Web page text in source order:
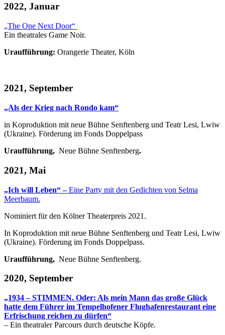
2022, Januar
„The One Next Door“
Ein theatrales Game Noir.
Uraufführung: Orangerie Theater, Köln
2021, September
„Als der Krieg nach Rondo kam“
in Koproduktion mit neue Bühne Senftenberg und Teatr Lesi, Lwiw
(Ukraine). Förderung im Fonds Doppelpass
Uraufführung, Neue Bühne Senftenberg.
2021, Mai
„Ich will Leben“ –Eine Party mit den Gedichten von Selma
Meerbaum.
Nominiert für den Kölner Theaterpreis 2021.
In Koproduktion mit neue Bühne Senftenberg und Teatr Lesi, Lwiw
(Ukraine). Förderung im Fonds Doppelpass.
Uraufführung, Neue Bühne Senftenberg.
2020, September
„1934 – STIMMEN. Oder: Als mein Mann das große Glück
hatte dem Führer im Tempelhofener Flughafenrestaurant eine
Erfrischung reichen zu dürfen“
– Ein theatraler Parcours durch deutsche Köpfe.